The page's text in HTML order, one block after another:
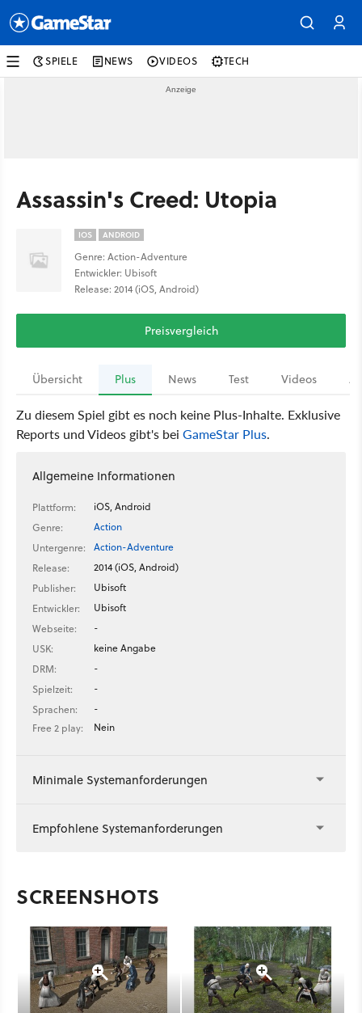
SPIELE NEWS VIDEOS TECH
Assassin's Creed: Utopia
IOS ANDROID
Genre: Action-Adventure
Entwickler: Ubisoft
Release: 2014 (iOS, Android)
Preisvergleich
Übersicht Plus News Test Videos
Zu diesem Spiel gibt es noch keine Plus-Inhalte. Exklusive
Reports und Videos gibt's bei GameStar Plus.
Allgemeine Informationen
Plattform:
iOS, Android
Genre:
Action
Untergenre:
Action-Adventure
Release:
2014 (iOS, Android)
Publisher:
Ubisoft
Entwickler:
Ubisoft
Webseite:
-
USK:
keine Angabe
DRM:
-
Spielzeit:
-
Sprachen:
-
Free 2 play:
Nein
Minimale Systemanforderungen
Empfohlene Systemanforderungen
SCREENSHOTS